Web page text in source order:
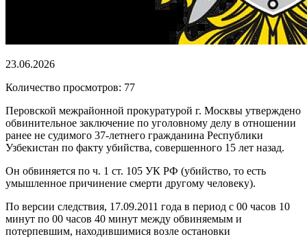
23.06.2026
Количество просмотров: 77
Перовской межрайонной прокуратурой г. Москвы утверждено
обвинительное заключение по уголовному делу в отношении
ранее не судимого 37-летнего гражданина Республики
Узбекистан по факту убийства, совершенного 15 лет назад.
Он обвиняется по ч. 1 ст. 105 УК РФ (убийство, то есть
умышленное причинение смерти другому человеку).
По версии следствия, 17.09.2011 года в период с 00 часов 10
минут по 00 часов 40 минут между обвиняемым и
потерпевшим, находившимися возле остановки